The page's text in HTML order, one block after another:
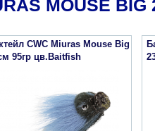
MOUSE BIG
CWC Miuras Mouse Big
95гр цв.Baitfish